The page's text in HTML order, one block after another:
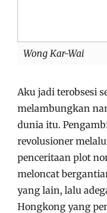
Wong Kar-Wai
Aku jadi terobsesi
melambungkan
dunia itu.
revolusioner
penceritaan plot
meloncat
yang lain, lalu
Hongkong yang